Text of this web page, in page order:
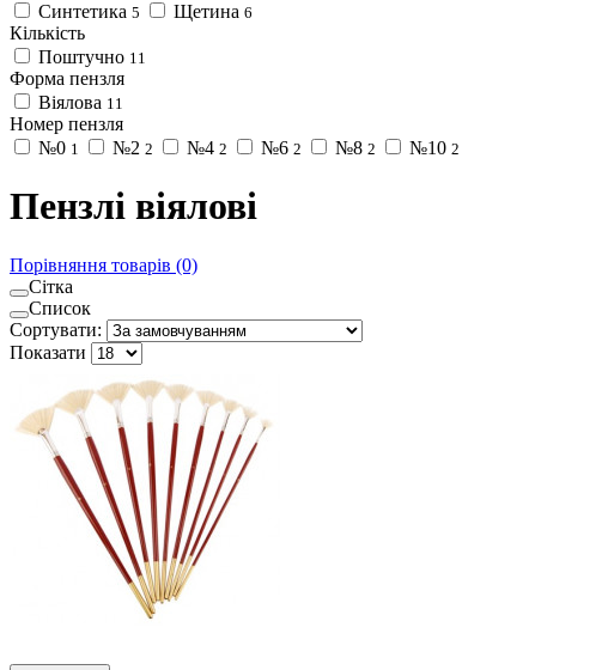
Синтетика 5 Щетина 6
Кількість
Поштучно 11
Форма пензля
Віялова 11
Номер пензля
№0 1 №2 2 №4 2 №6 2 №8 2 №10 2
Пензлі віялові
Порівняння товарів (0)
Сітка
Список
Сортувати:
Показати